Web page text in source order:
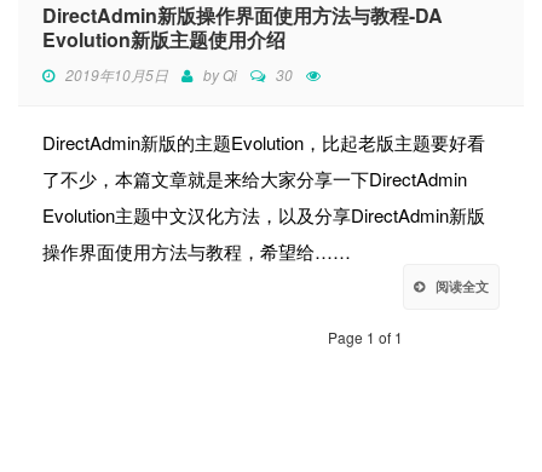
DirectAdmin新版操作界面使用方法与教程-DA
Evolution新版主题使用介绍
2019年10月5日 byQi 30
DirectAdmin新版的主题Evolution，比起老版主题要好看
了不少，本篇文章就是来给大家分享一下DirectAdmin
Evolution主题中文汉化方法，以及分享DirectAdmin新版
操作界面使用方法与教程，希望给……
阅读全文
Page 1 of 1